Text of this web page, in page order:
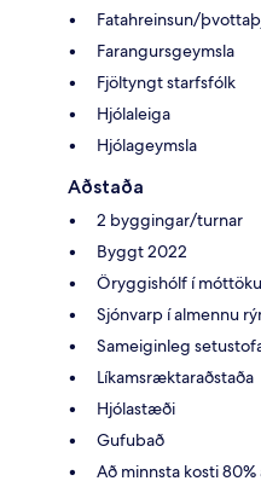
Fatahreinsun/
Farangursgeymsla
Fjöltyngt starfsfólk
Hjólaleiga
Hjólageymsla
Aðstaða
2 byggingar/turnar
Byggt 2022
Öryggishólf í móttöku
Sjónvarp í almennu
Sameiginleg
Líkamsræktaraðstaða
Hjólastæði
Gufubað
Að minnsta kosti